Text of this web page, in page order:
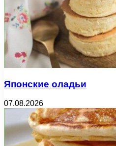
Японские оладьи
07.08.2026